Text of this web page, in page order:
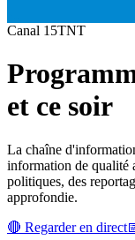
Canal 15TNT
et ce soir
La chaîne
information de qualité
politiques, des
approfondie.
🔴 Regarder en direct